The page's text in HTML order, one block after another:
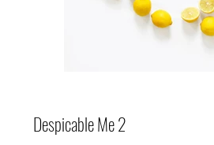
Despicable Me 2